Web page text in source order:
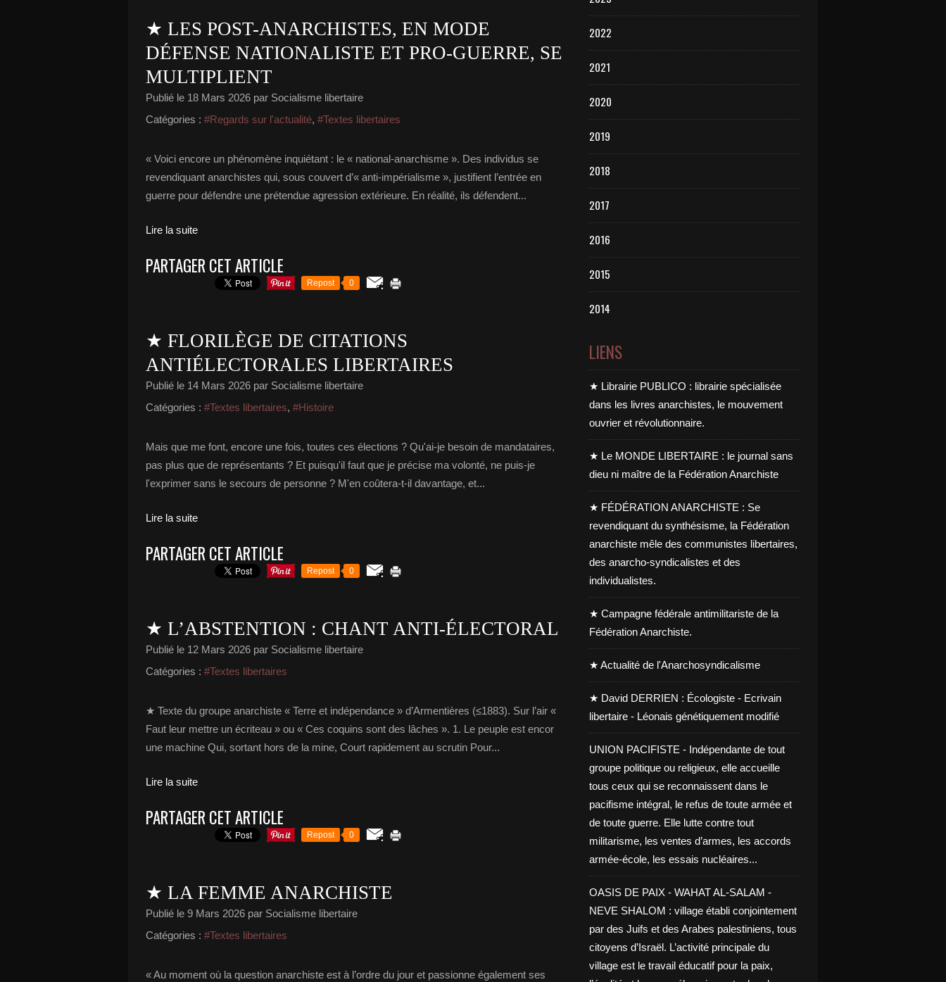
★ LES POST-ANARCHISTES, EN MODE
DÉFENSE NATIONALISTE ET PRO-GUERRE, SE
MULTIPLIENT
Publié le 18 Mars 2026 par Socialisme libertaire
Catégories : #Regards sur l'actualité, #Textes libertaires
« Voici encore un phénomène inquiétant : le « national-anarchisme ». Des individus se
revendiquant anarchistes qui, sous couvert d’« anti-impérialisme », justifient l’entrée en
guerre pour défendre une prétendue agression extérieure. En réalité, ils défendent...
Lire la suite
PARTAGER CET ARTICLE
Repost 0
★ FLORILÈGE DE CITATIONS
ANTIÉLECTORALES LIBERTAIRES
Publié le 14 Mars 2026 par Socialisme libertaire
Catégories : #Textes libertaires, #Histoire
Mais que me font, encore une fois, toutes ces élections ? Qu'ai-je besoin de mandataires,
pas plus que de représentants ? Et puisqu'il faut que je précise ma volonté, ne puis-je
l'exprimer sans le secours de personne ? M'en coûtera-t-il davantage, et...
Lire la suite
PARTAGER CET ARTICLE
Repost 0
★ L’ABSTENTION : CHANT ANTI-ÉLECTORAL
Publié le 12 Mars 2026 par Socialisme libertaire
Catégories : #Textes libertaires
★ Texte du groupe anarchiste « Terre et indépendance » d’Armentières (≤1883). Sur l’air «
Faut leur mettre un écriteau » ou « Ces coquins sont des lâches ». 1. Le peuple est encor
une machine Qui, sortant hors de la mine, Court rapidement au scrutin Pour...
Lire la suite
PARTAGER CET ARTICLE
Repost 0
★ LA FEMME ANARCHISTE
Publié le 9 Mars 2026 par Socialisme libertaire
Catégories : #Textes libertaires
« Au moment où la question anarchiste est à l’ordre du jour et passionne également ses
2022
2021
2020
2019
2018
2017
2016
2015
2014
LIENS
★ Librairie PUBLICO : librairie spécialisée
dans les livres anarchistes, le mouvement
ouvrier et révolutionnaire.
★ Le MONDE LIBERTAIRE : le journal sans
dieu ni maître de la Fédération Anarchiste
★ FÉDÉRATION ANARCHISTE : Se
revendiquant du synthésisme, la Fédération
anarchiste mêle des communistes libertaires,
des anarcho-syndicalistes et des
individualistes.
★ Campagne fédérale antimilitariste de la
Fédération Anarchiste.
★ Actualité de l'Anarchosyndicalisme
★ David DERRIEN : Écologiste - Ecrivain
libertaire - Léonais génétiquement modifié
UNION PACIFISTE - Indépendante de tout
groupe politique ou religieux, elle accueille
tous ceux qui se reconnaissent dans le
pacifisme intégral, le refus de toute armée et
de toute guerre. Elle lutte contre tout
militarisme, les ventes d’armes, les accords
armée-école, les essais nucléaires...
OASIS DE PAIX - WAHAT AL-SALAM -
NEVE SHALOM : village établi conjointement
par des Juifs et des Arabes palestiniens, tous
citoyens d’Israël. L’activité principale du
village est le travail éducatif pour la paix,